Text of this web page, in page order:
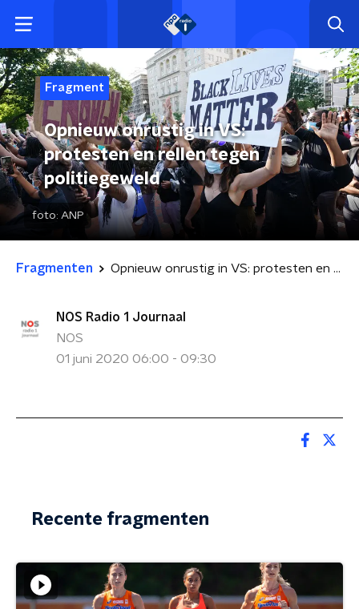
Fragment
Opnieuw onrustig in VS:
protesten en rellen tegen
politiegeweld
foto: ANP
Fragmenten Opnieuw onrustig in VS: protesten en rellen tegen politiegeweld
NOS Radio 1 Journaal
NOS
01 juni 2020 06:00 - 09:30
Recente fragmenten